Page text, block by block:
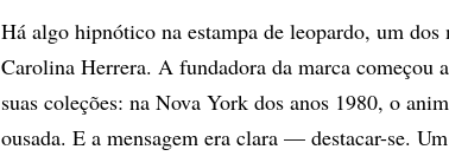
Há algo hipnótico na estampa de leopardo, um
Carolina Herrera. A fundadora da marca começou
suas coleções: na Nova York dos anos 1980, o
ousada. E a mensagem era clara — destacar-se.